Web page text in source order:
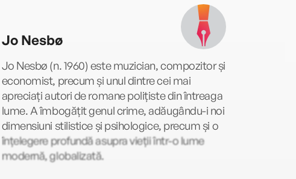
Jo Nesbø
Jo Nesbø (n. 1960) este muzician, compozitor și
economist, precum și unul dintre cei mai
apreciați autori de romane polițiste din întreaga
lume. A îmbogățit genul crime, adăugându-i noi
dimensiuni stilistice și psihologice, precum și o
înțelegere profundă asupra vieții într-o lume
modernă, globalizată.